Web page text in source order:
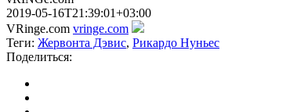
2019-05-16T21:39:01+03:00
VRinge.com vringe.com
Теги: Жервонта Дэвис, Рикардо Нуньес
Поделиться: